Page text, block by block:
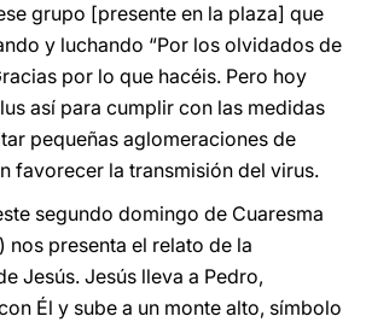
grupo [presente en la plaza] que
y luchando “Por los olvidados de
por lo que hacéis. Pero hoy
así para cumplir con las medidas
pequeñas aglomeraciones de
favorecer la transmisión del virus.
segundo domingo de Cuaresma
nos presenta el relato de la
Jesús. Jesús lleva a Pedro,
Él y sube a un monte alto, símbolo